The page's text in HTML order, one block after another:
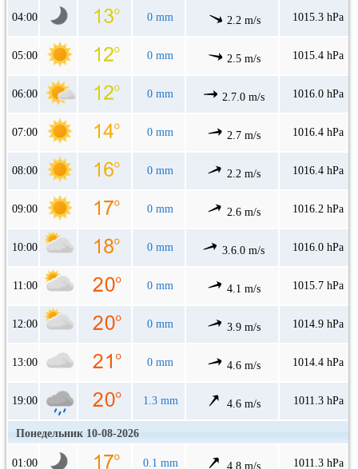
04:00 0 mm 2.2 m/s 1015.3 hPa
05:00 0 mm 2.5 m/s 1015.4 hPa
06:00 0 mm 2.7.0 m/s 1016.0 hPa
07:00 0 mm 2.7 m/s 1016.4 hPa
08:00 0 mm 2.2 m/s 1016.4 hPa
09:00 0 mm 2.6 m/s 1016.2 hPa
10:00 0 mm 3.6.0 m/s 1016.0 hPa
11:00 0 mm 4.1 m/s 1015.7 hPa
12:00 0 mm 3.9 m/s 1014.9 hPa
13:00 0 mm 4.6 m/s 1014.4 hPa
19:00 1.3 mm 4.6 m/s 1011.3 hPa
Понедельник 10-08-2026
01:00 0.1 mm 4.8 m/s 1011.3 hPa